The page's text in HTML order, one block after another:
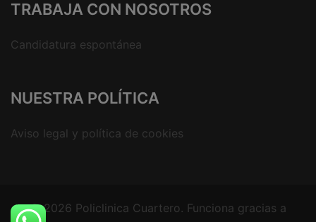
TRABAJA CON NOSOTROS
Candidatura espontánea
NUESTRA POLÍTICA
Aviso legal y política de cookies
© 2026 Policlinica Cuartero. Funciona gracias a